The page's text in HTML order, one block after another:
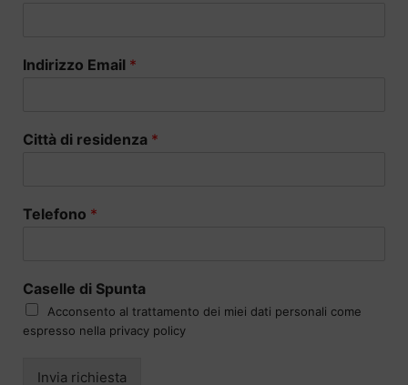
Indirizzo Email *
Città di residenza *
Telefono *
Caselle di Spunta
Acconsento al trattamento dei miei dati personali come
espresso nella privacy policy
Invia richiesta